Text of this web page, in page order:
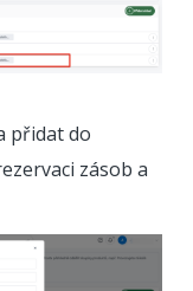
přidat do
zásob a